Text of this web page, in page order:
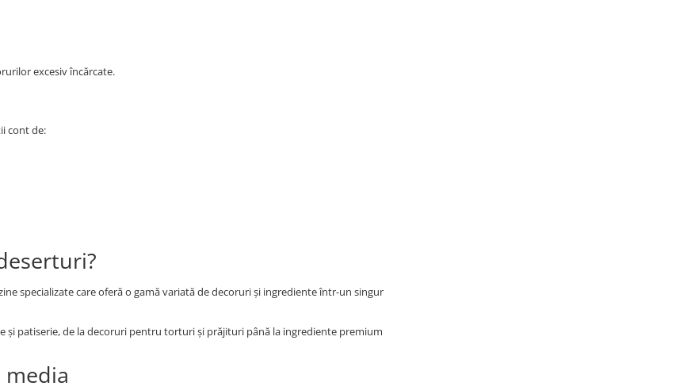
excesiv încărcate.
cont de:
specializate care oferă o gamă variată de decoruri și ingrediente într-un singur
patiserie, de la decoruri pentru torturi și prăjituri până la ingrediente premium